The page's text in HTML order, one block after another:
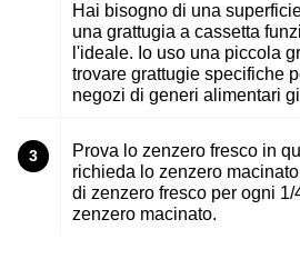
Hai bisogno di una
una grattugia a cassetta
l'ideale. Io uso una piccola
trovare grattugie specifiche
negozi di generi alimentari
3
Prova lo zenzero fresco in
richieda lo zenzero
di zenzero fresco per ogni
zenzero macinato.